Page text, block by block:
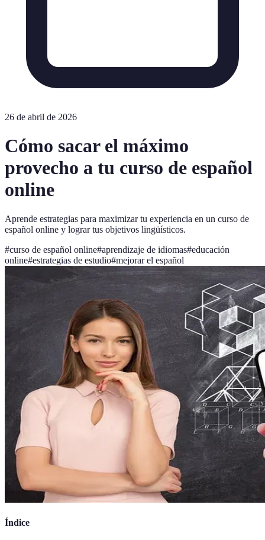
26 de abril de 2026
Cómo sacar el máximo
provecho a tu curso de español
online
Aprende estrategias para maximizar tu experiencia en un curso de
español online y lograr tus objetivos lingüísticos.
#curso de español online#aprendizaje de idiomas#educación
online#estrategias de estudio#mejorar el español
Índice